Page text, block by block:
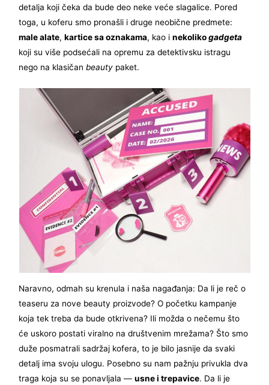
detalja koji čeka da bude deo neke veće slagalice. Pored
toga, u koferu smo pronašli i druge neobične predmete:
male alate,kartice sa oznakama, kao inekolikogadgeta
koji su više podsećali na opremu za detektivsku istragu
nego na klasičanbeauty paket.
Naravno, odmah su krenula i naša nagađanja: Da li je reč o
teaseru za nove beauty proizvode? O početku kampanje
koja tek treba da bude otkrivena? Ili možda o nečemu što
će uskoro postati viralno na društvenim mrežama? Što smo
duže posmatrali sadržaj kofera, to je bilo jasnije da svaki
detalj ima svoju ulogu. Posebno su nam pažnju privukla dva
traga koja su se ponavljala —usne i trepavice. Da li je